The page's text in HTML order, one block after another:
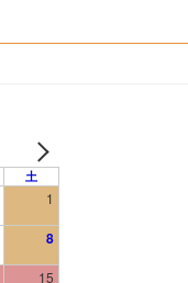
土
1
8
15